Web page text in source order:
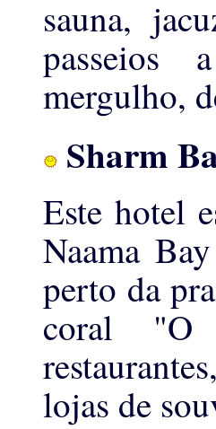
sauna,
passeios
mergulho,
Sharm
Este hotel
Naama
perto da
coral "O
lojas de